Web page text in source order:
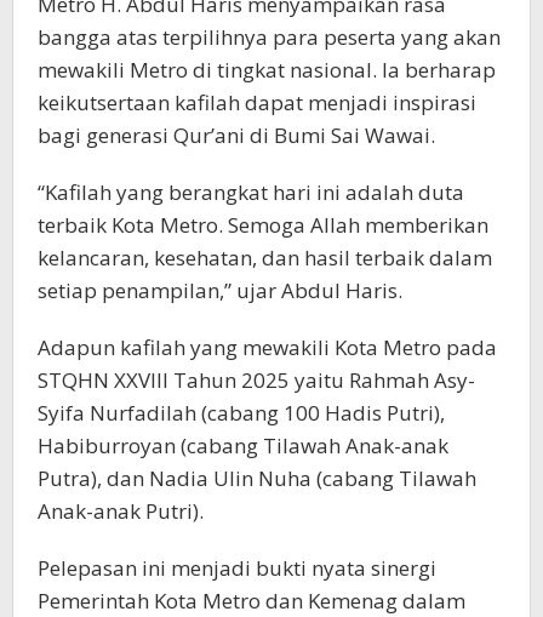
bangga atas terpilihnya para peserta yang akan
mewakili Metro di tingkat nasional. Ia berharap
keikutsertaan kafilah dapat menjadi inspirasi
bagi generasi Qur’ani di Bumi Sai Wawai.
“Kafilah yang berangkat hari ini adalah duta
terbaik Kota Metro. Semoga Allah memberikan
kelancaran, kesehatan, dan hasil terbaik dalam
setiap penampilan,” ujar Abdul Haris.
Adapun kafilah yang mewakili Kota Metro pada
STQHN XXVIII Tahun 2025 yaitu Rahmah Asy-
Syifa Nurfadilah (cabang 100 Hadis Putri),
Habiburroyan (cabang Tilawah Anak-anak
Putra), dan Nadia Ulin Nuha (cabang Tilawah
Anak-anak Putri).
Pelepasan ini menjadi bukti nyata sinergi
Pemerintah Kota Metro dan Kemenag dalam